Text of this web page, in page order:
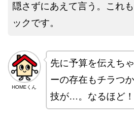
隠さずにあえて言う。これ
ックです。
HOMEくん
先に予算を伝えち
ーの存在もチラつ
技が…。なるほど！